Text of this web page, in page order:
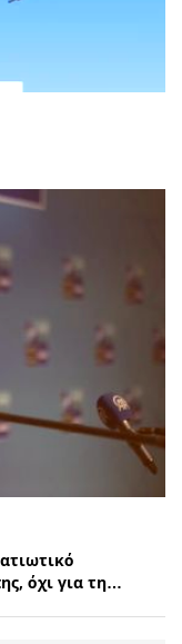
όχι για τη…